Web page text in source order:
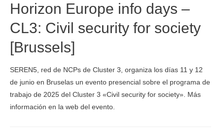
Horizon Europe info days –
CL3: Civil security for society
[Brussels]
SEREN5, red de NCPs de Cluster 3, organiza los días 11 y 12
de junio en Bruselas un evento presencial sobre el programa de
trabajo de 2025 del Cluster 3 «Civil security for society». Más
información en la web del evento.